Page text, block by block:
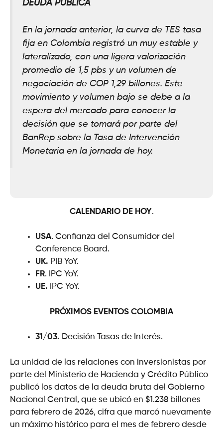
DEUDA PÚBLICA
En la jornada anterior, la curva de TES tasa
fija en Colombia registró un muy estable y
lateralizado, con una ligera valorización
promedio de 1,5 pbs y un volumen de
negociación de COP 1,29 billones. Este
movimiento y volumen bajo se debe a la
espera del mercado para conocer la
decisión que se tomará por parte del
BanRep sobre la Tasa de Intervención
Monetaria en la jornada de hoy.
CALENDARIO DE HOY.
USA. Confianza del Consumidor del
Conference Board.
UK. PIB YoY.
FR. IPC YoY.
UE. IPC YoY.
PRÓXIMOS EVENTOS COLOMBIA
31/03. Decisión Tasas de Interés.
La unidad de las relaciones con inversionistas por
parte del Ministerio de Hacienda y Crédito Público
publicó los datos de la deuda bruta del Gobierno
Nacional Central, que se ubicó en $1.238 billones
para febrero de 2026, cifra que marcó nuevamente
un máximo histórico para el mes de febrero desde